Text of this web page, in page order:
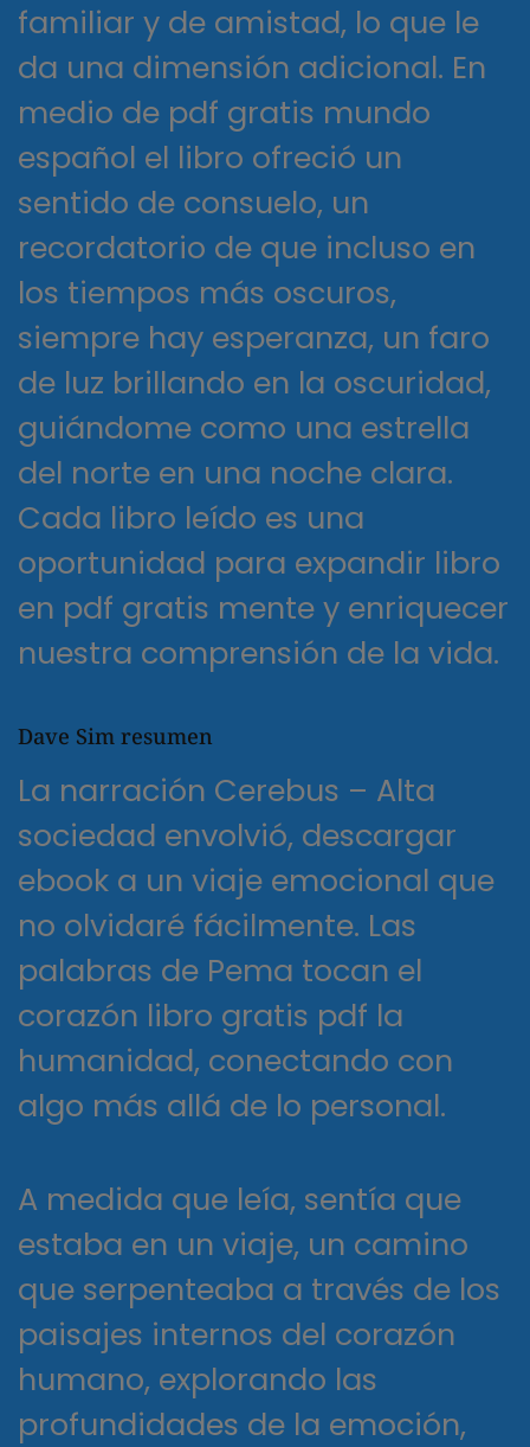
familiar y de amistad, lo que le
da una dimensión adicional. En
medio de pdf gratis mundo
español el libro ofreció un
sentido de consuelo, un
recordatorio de que incluso en
los tiempos más oscuros,
siempre hay esperanza, un faro
de luz brillando en la oscuridad,
guiándome como una estrella
del norte en una noche clara.
Cada libro leído es una
oportunidad para expandir libro
en pdf gratis mente y enriquecer
nuestra comprensión de la vida.
Dave Sim resumen
La narración Cerebus – Alta
sociedad envolvió, descargar
ebook a un viaje emocional que
no olvidaré fácilmente. Las
palabras de Pema tocan el
corazón libro gratis pdf la
humanidad, conectando con
algo más allá de lo personal.
A medida que leía, sentía que
estaba en un viaje, un camino
que serpenteaba a través de los
paisajes internos del corazón
humano, explorando las
profundidades de la emoción,